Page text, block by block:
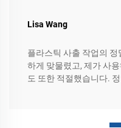
Lisa Wang
플라스틱 사출 작업의
하게 맞물렸고, 제가 사
도 또한 적절했습니다.